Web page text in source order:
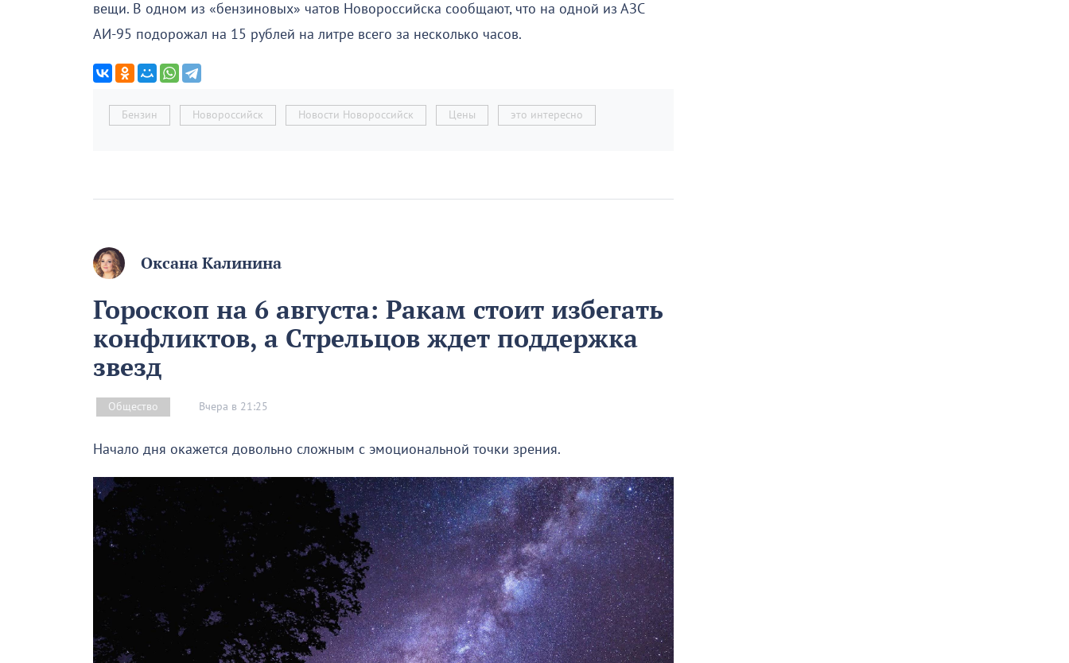
вещи. В одном из «бензиновых» чатов Новороссийска сообщают, что на одной из АЗС
АИ-95 подорожал на 15 рублей на литре всего за несколько часов.
Бензин Новороссийск Новости Новороссийск Цены это интересно
Оксана Калинина
Гороскоп на 6 августа: Ракам стоит избегать
конфликтов, а Стрельцов ждет поддержка
звезд
Общество Вчера в 21:25
Начало дня окажется довольно сложным с эмоциональной точки зрения.